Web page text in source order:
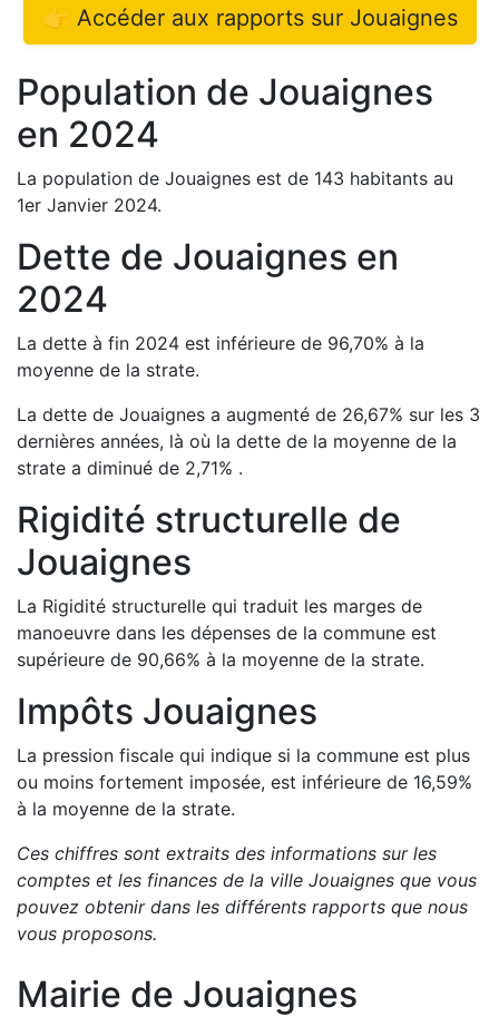
👉 Accéder aux rapports sur Jouaignes
Population de Jouaignes
en 2024
La population de Jouaignes est de 143 habitants au
1er Janvier 2024.
Dette de Jouaignes en
2024
La dette à fin 2024 est inférieure de 96,70% à la
moyenne de la strate.
La dette de Jouaignes a augmenté de 26,67% sur les 3
dernières années, là où la dette de la moyenne de la
strate a diminué de 2,71% .
Rigidité structurelle de
Jouaignes
La Rigidité structurelle qui traduit les marges de
manoeuvre dans les dépenses de la commune est
supérieure de 90,66% à la moyenne de la strate.
Impôts Jouaignes
La pression fiscale qui indique si la commune est plus
ou moins fortement imposée, est inférieure de 16,59%
à la moyenne de la strate.
Ces chiffres sont extraits des informations sur les
comptes et les finances de la ville Jouaignes que vous
pouvez obtenir dans les différents rapports que nous
vous proposons.
Mairie de Jouaignes